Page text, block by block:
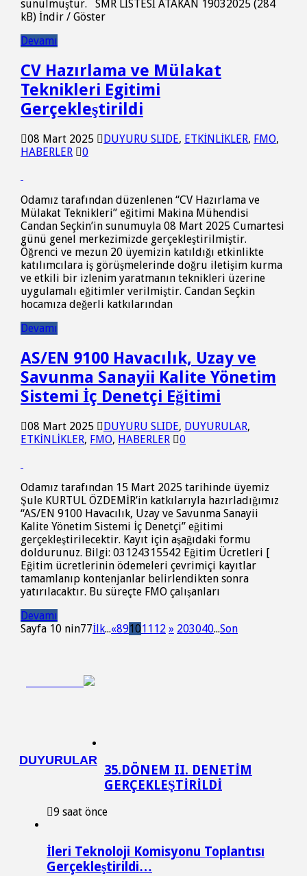
sunulmuştur. SMR LISTESI ATAKAN 19032025 (284
kB) İndir / Göster
Devamı
CV Hazırlama ve Mülakat
Teknikleri Egitimi
Gerçekleştirildi
08 Mart 2025 DUYURU SLIDE, ETKİNLİKLER, FMO,
HABERLER
0
Odamız tarafından düzenlenen “CV Hazırlama ve
Mülakat Teknikleri” eğitimi Makina Mühendisi
Candan Seçkin’in sunumuyla 08 Mart 2025 Cumartesi
günü genel merkezimizde gerçekleştirilmiştir.
Öğrenci ve mezun 20 üyemizin katıldığı etkinlikte
katılımcılara iş görüşmelerinde doğru iletişim kurma
ve etkili bir izlenim yaratmanın teknikleri üzerine
uygulamalı eğitimler verilmiştir. Candan Seçkin
hocamıza değerli katkılarından
Devamı
AS/EN 9100 Havacılık, Uzay ve
Savunma Sanayii Kalite Yönetim
Sistemi İç Denetçi Eğitimi
08 Mart 2025 DUYURU SLIDE, DUYURULAR,
ETKİNLİKLER, FMO, HABERLER 0
Odamız tarafından 15 Mart 2025 tarihinde üyemiz
Şule KURTUL ÖZDEMİR’in katkılarıyla hazırladığımız
“AS/EN 9100 Havacılık, Uzay ve Savunma Sanayii
Kalite Yönetim Sistemi İç Denetçi” eğitimi
gerçekleştirilecektir. Kayıt için aşağıdaki formu
doldurunuz. Bilgi: 03124315542 Eğitim Ücretleri [
Eğitim ücretlerinin ödemeleri çevrimiçi kayıtlar
tamamlanıp kontenjanlar belirlendikten sonra
yatırılacaktır. Bu süreçte FMO çalışanları
Devamı
Sayfa 10 nin77İlk...«891011 12 » 203040...Son
DUYURULAR
35.DÖNEM II. DENETİM
GERÇEKLEŞTİRİLDİ
9 saat önce
İleri Teknoloji Komisyonu Toplantısı
Gerçekleştirildi…